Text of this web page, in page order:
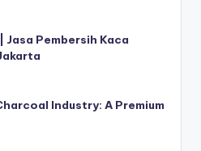
Pembersih Kaca
Industry: A Premium